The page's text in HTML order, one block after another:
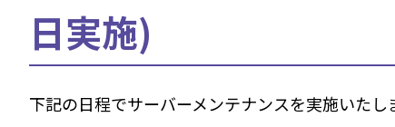
日実施)
下記の日程でサーバーメンテナンスを実施いたし